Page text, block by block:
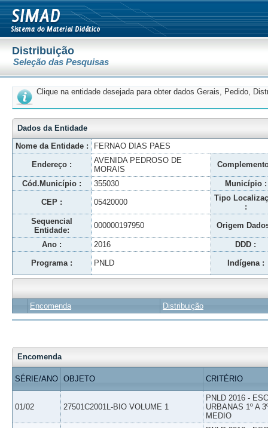
Distribuição
Seleção das Pesquisas
Clique na entidade desejada para obter dados Gerais, Pedido,
Dados da Entidade
Nome da Entidade :
FERNAO DIAS PAES
Endereço :
AVENIDA PEDROSO DE
MORAIS
Cód.Município : 355030 Município :
CEP : 05420000
Tipo
:
Sequencial
Entidade:
000000197950 Origem
Ano : 2016 DDD :
Programa : PNLD Indígena :
Encomenda Distribuição
Encomenda
SÉRIE/ANO OBJETO CRITÉRIO
01/02 27501C2001L-BIO VOLUME 1
PNLD 2016 -
URBANAS 1º A
MEDIO